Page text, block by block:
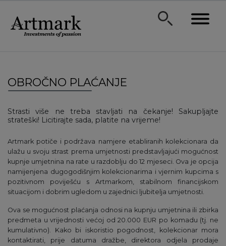
OBROČNO PLAĆANJE
Strasti više ne treba stavljati na čekanje! Sakupljajte
strateški! Licitirajte sada, platite na vrijeme!
Artmark potiče i podržava namjere etabliranih kolekcionara da
ulažu u svoju strast prema umjetnosti predstavljajući mogućnost
kupnje umjetnina na rate u razdoblju do 12 mjeseci. Ova je opcija
namijenjena dugogodišnjim kolekcionarima i vjernim kupcima s
pozitivnom poviješću s Artmarkom, stabilnom financijskom
situacijom i dobrim ugledom u zajednici ljubitelja umjetnosti.
Ova se mogućnost plaćanja odnosi na kupnju umjetnina ili zbirka
predmeta u vrijednosti većoj od 20.000 EUR po komadu (tj. ne
kumulativno). Kako bi iskoristio pogodnost, kolekcionar mora
kontaktirati, prije datuma dražbe, direktora odjela prodaje